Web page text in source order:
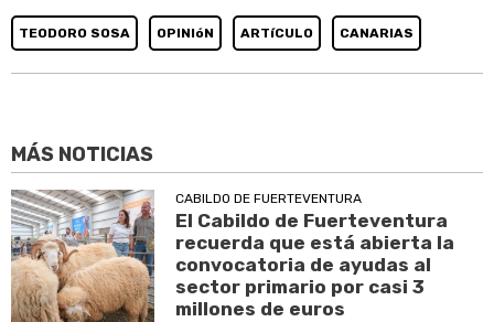
TEODORO SOSA OPINIóN ARTíCULO CANARIAS
MÁS NOTICIAS
CABILDO DE FUERTEVENTURA
El Cabildo de Fuerteventura
recuerda que está abierta la
convocatoria de ayudas al
sector primario por casi 3
millones de euros